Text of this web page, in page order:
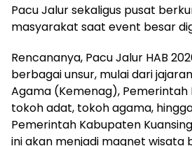
Pacu Jalur sekaligus pusat
masyarakat saat event besar
Rencananya, Pacu Jalur HAB
berbagai unsur, mulai dari
Agama (Kemenag),
tokoh adat, tokoh agama,
Pemerintah Kabupaten
ini akan menjadi magnet wisata